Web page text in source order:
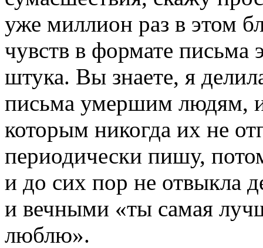
уже миллион раз в этом
чувств в формате письма
штука. Вы знаете, я
письма умершим людям,
которым никогда их не
периодически пишу,
и до сих пор не отвыкла
и вечными «ты самая
люблю».